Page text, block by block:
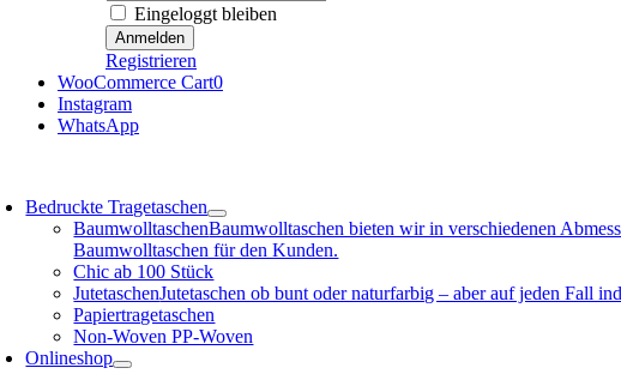
Eingeloggt bleiben
Registrieren
WooCommerce Cart0
Instagram
WhatsApp
Bedruckte Tragetaschen
BaumwolltaschenBaumwolltaschen bieten wir in verschiedenen
Baumwolltaschen für den Kunden.
Chic ab 100 Stück
JutetaschenJutetaschen ob bunt oder naturfarbig – aber auf jeden Fall
Papiertragetaschen
Non-Woven PP-Woven
Onlineshop